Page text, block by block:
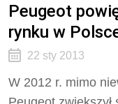
Peugeot
rynku w
22 sty 2013
W 2012 r. mimo